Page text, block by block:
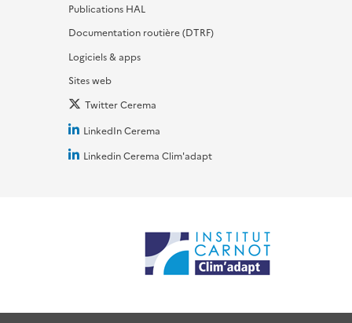
Publications HAL
Documentation routière (DTRF)
Logiciels & apps
Sites web
Twitter Cerema
LinkedIn Cerema
Linkedin Cerema Clim'adapt